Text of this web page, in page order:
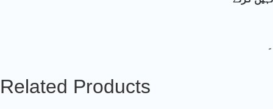
۔
Related Products